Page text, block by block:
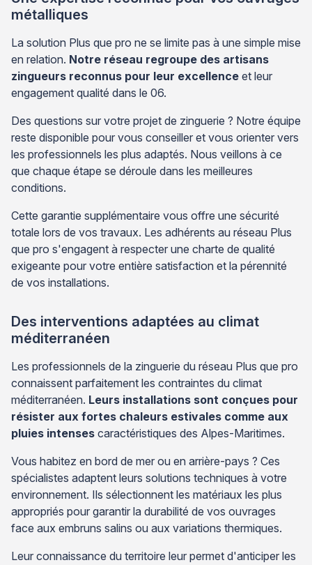
métalliques
La solution Plus que pro ne se limite pas à une simple mise
en relation. Notre réseau regroupe des artisans
zingueurs reconnus pour leur excellence et leur
engagement qualité dans le 06.
Des questions sur votre projet de zinguerie ? Notre équipe
reste disponible pour vous conseiller et vous orienter vers
les professionnels les plus adaptés. Nous veillons à ce
que chaque étape se déroule dans les meilleures
conditions.
Cette garantie supplémentaire vous offre une sécurité
totale lors de vos travaux. Les adhérents au réseau Plus
que pro s'engagent à respecter une charte de qualité
exigeante pour votre entière satisfaction et la pérennité
de vos installations.
Des interventions adaptées au climat
méditerranéen
Les professionnels de la zinguerie du réseau Plus que pro
connaissent parfaitement les contraintes du climat
méditerranéen. Leurs installations sont conçues pour
résister aux fortes chaleurs estivales comme aux
pluies intenses caractéristiques des Alpes-Maritimes.
Vous habitez en bord de mer ou en arrière-pays ? Ces
spécialistes adaptent leurs solutions techniques à votre
environnement. Ils sélectionnent les matériaux les plus
appropriés pour garantir la durabilité de vos ouvrages
face aux embruns salins ou aux variations thermiques.
Leur connaissance du territoire leur permet d'anticiper les